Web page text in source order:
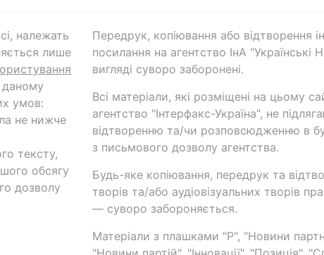
належать
лише
даному
умов:
не нижче
тексту,
обсягу
дозволу
Передрук, копіювання або відтворення
посилання на агентство ІнА
вигляді суворо заборонені.
Всі матеріали, які розміщені на цьому
агентство "Інтерфакс-Україна", не
відтворенню та/чи розповсюдженню в
з письмового дозволу агентства.
Будь-яке копіювання, передрук та
творів та/або аудіовізуальних творів
— суворо забороняється.
Матеріали з плашками "Р", "Новини